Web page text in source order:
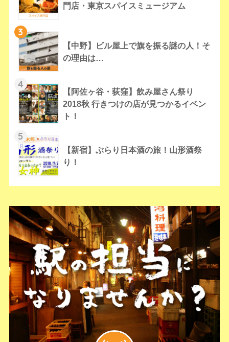
門店・東京スパイスミュージアム
3
【中野】ビル屋上で旗を振る謎の人！そ
の理由は…
4
【阿佐ヶ谷・荻窪】飲み屋さん祭り
2018秋 行きつけの店が見つかるイベン
ト！
5
【新宿】ぶらり日本酒の旅！山形酒祭
り！